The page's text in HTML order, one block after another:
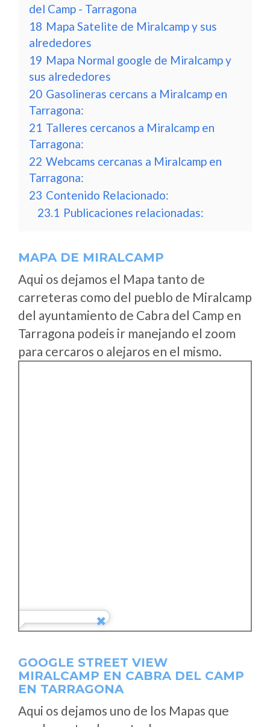
del Camp - Tarragona
18 Mapa Satelite de Miralcamp y sus
alrededores
19 Mapa Normal google de Miralcamp y
sus alrededores
20 Gasolineras cercans a Miralcamp en
Tarragona:
21 Talleres cercanos a Miralcamp en
Tarragona:
22 Webcams cercanas a Miralcamp en
Tarragona:
23 Contenido Relacionado:
23.1 Publicaciones relacionadas:
MAPA DE MIRALCAMP
Aqui os dejamos el Mapa tanto de
carreteras como del pueblo de Miralcamp
del ayuntamiento de Cabra del Camp en
Tarragona podeis ir manejando el zoom
para cercaros o alejaros en el mismo.
GOOGLE STREET VIEW
MIRALCAMP EN CABRA DEL CAMP
EN TARRAGONA
Aqui os dejamos uno de los Mapas que